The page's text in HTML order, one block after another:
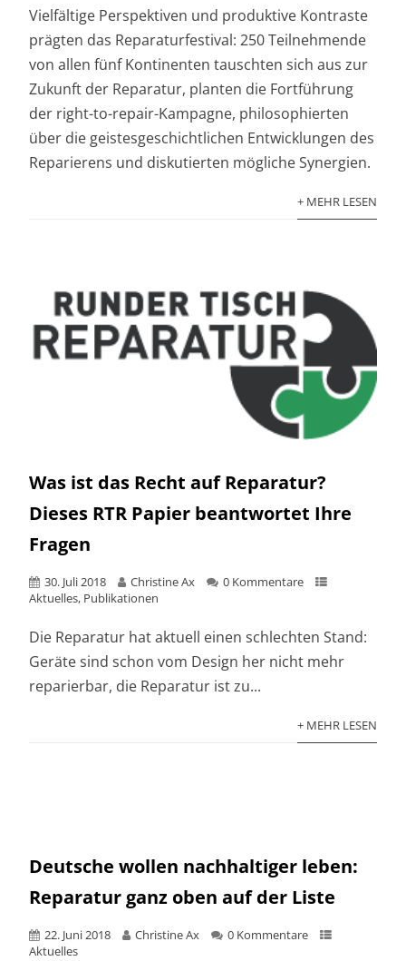
Vielfältige Perspektiven und produktive Kontraste
prägten das Reparaturfestival: 250 Teilnehmende
von allen fünf Kontinenten tauschten sich aus zur
Zukunft der Reparatur, planten die Fortführung
der right-to-repair-Kampagne, philosophierten
über die geistesgeschichtlichen Entwicklungen des
Reparierens und diskutierten mögliche Synergien.
+ MEHR LESEN
Was ist das Recht auf Reparatur?
Dieses RTR Papier beantwortet Ihre
Fragen
30. Juli 2018 Christine Ax
0 Kommentare
Aktuelles, Publikationen
Die Reparatur hat aktuell einen schlechten Stand:
Geräte sind schon vom Design her nicht mehr
reparierbar, die Reparatur ist zu...
+ MEHR LESEN
Deutsche wollen nachhaltiger leben:
Reparatur ganz oben auf der Liste
22. Juni 2018 Christine Ax
0 Kommentare
Aktuelles